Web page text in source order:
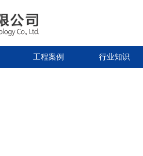
工程案例 行业知识